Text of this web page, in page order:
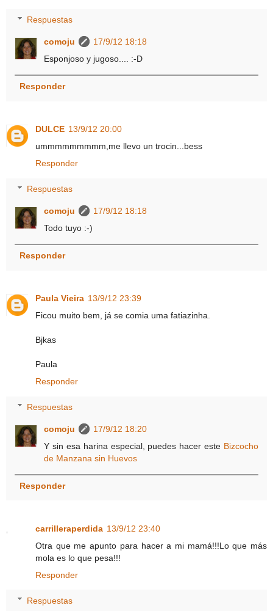
Respuestas
comoju
17/9/12 18:18
Esponjoso y jugoso.... :-D
Responder
DULCE 13/9/12 20:00
ummmmmmmmm,me llevo un trocin...bess
Responder
Respuestas
comoju
17/9/12 18:18
Todo tuyo :-)
Responder
Paula Vieira 13/9/12 23:39
Ficou muito bem, já se comia uma fatiazinha.
Bjkas
Paula
Responder
Respuestas
comoju
17/9/12 18:20
Y sin esa harina especial, puedes hacer este Bizcocho
de Manzana sin Huevos
Responder
carrilleraperdida 13/9/12 23:40
Otra que me apunto para hacer a mi mamá!!!Lo que más
mola es lo que pesa!!!
Responder
Respuestas